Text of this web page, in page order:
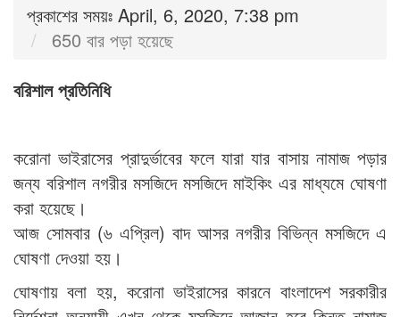
প্রকাশের সময়ঃ April, 6, 2020, 7:38 pm
650 বার পড়া হয়েছে
বরিশাল প্রতিনিধি
করোনা ভাইরাসের প্রাদুর্ভাবের ফলে যারা যার বাসায় নামাজ পড়ার
জন্য বরিশাল নগরীর মসজিদে মসজিদে মাইকিং এর মাধ্যমে ঘোষণা
করা হয়েছে।
আজ সোমবার (৬ এপ্রিল) বাদ আসর নগরীর বিভিন্ন মসজিদে এ
ঘোষণা দেওয়া হয়।
ঘোষণায় বলা হয়, করোনা ভাইরাসের কারনে বাংলাদেশ সরকারীর